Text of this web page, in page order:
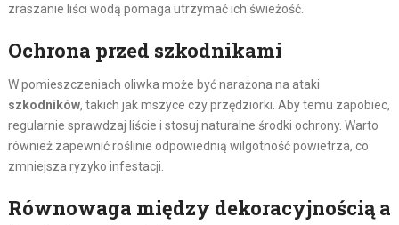
zraszanie liści wodą pomaga utrzymać ich świeżość.
Ochrona przed szkodnikami
W pomieszczeniach oliwka może być narażona na ataki
szkodników, takich jak mszyce czy przędziorki. Aby temu zapobiec,
regularnie sprawdzaj liście i stosuj naturalne środki ochrony. Warto
również zapewnić roślinie odpowiednią wilgotność powietrza, co
zmniejsza ryzyko infestacji.
Równowaga między dekoracyjnością a